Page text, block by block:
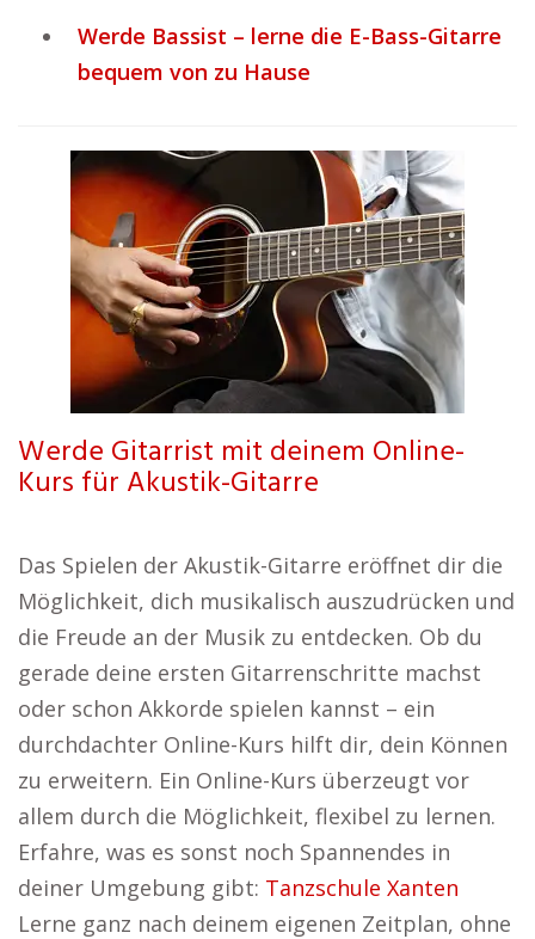
Werde Bassist – lerne die E-Bass-Gitarre
bequem von zu Hause
Werde Gitarrist mit deinem Online-
Kurs für Akustik-Gitarre
Das Spielen der Akustik-Gitarre eröffnet dir die
Möglichkeit, dich musikalisch auszudrücken und
die Freude an der Musik zu entdecken. Ob du
gerade deine ersten Gitarrenschritte machst
oder schon Akkorde spielen kannst – ein
durchdachter Online-Kurs hilft dir, dein Können
zu erweitern. Ein Online-Kurs überzeugt vor
allem durch die Möglichkeit, flexibel zu lernen.
Erfahre, was es sonst noch Spannendes in
deiner Umgebung gibt: Tanzschule Xanten
Lerne ganz nach deinem eigenen Zeitplan, ohne